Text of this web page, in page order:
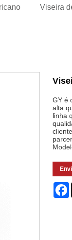
Viseira
GY é
alta
linha